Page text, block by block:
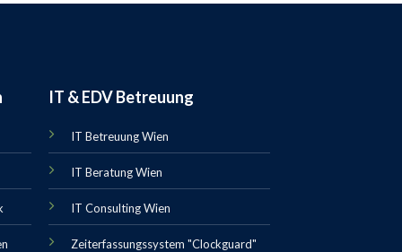
IT & EDV Betreuung
IT Betreuung Wien
IT Beratung Wien
IT Consulting Wien
Zeiterfassungssystem "Clockguard"